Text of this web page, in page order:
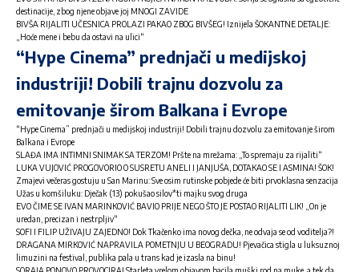
destinacije, zbog njene objave joj MNOGI ZAVIDE
BIVŠA RIJALITI UČESNICA PROLAZI PAKAO ZBOG BIVŠEG! Iznijela ŠOKANTNE DETALJE:
„Hoće mene i bebu da ostavi na ulici“
“Hype Cinema” prednjači u medijskoj
industriji! Dobili trajnu dozvolu za
emitovanje širom Balkana i Evrope
“Hype Cinema” prednjači u medijskoj industriji! Dobili trajnu dozvolu za emitovanje širom
Balkana i Evrope
SLAĐA IMA INTIMNI SNIMAK SA TERZOM! Pršte na mrežama: „To spremaju za rijaliti“
LUKA VUJOVIĆ PROGOVORIO O SUSRETU ANELI I JANJUŠA, DOTAKAO SE I ASMINA! ŠOK!
Zmajevi večeras gostuju u San Marinu: Sve osim rutinske pobjede će biti prvoklasna senzacija
Užas u komšiluku: Dječak (13) pokušao silov*ti majku svog druga
EVO ČIME SE IVAN MARINKOVIĆ BAVIO PRIJE NEGO ŠTO JE POSTAO RIJALITI LIK! „On je
uredan, precizan i nestrpljiv“
SOFI I FILIP UŽIVAJU ZAJEDNO! Dok Tkačenko ima novog dečka, ne odvaja se od voditelja?!
DRAGANA MIRKOVIĆ NAPRAVILA POMETNJU U BEOGRADU! Pjevačica stigla u luksuznoj
limuzini na festival, publika pala u trans kad je izasla na binu!